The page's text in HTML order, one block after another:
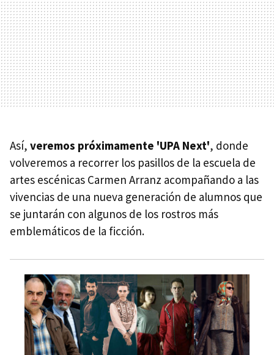
Así, veremos próximamente 'UPA Next', donde
volveremos a recorrer los pasillos de la escuela de
artes escénicas Carmen Arranz acompañando a las
vivencias de una nueva generación de alumnos que
se juntarán con algunos de los rostros más
emblemáticos de la ficción.